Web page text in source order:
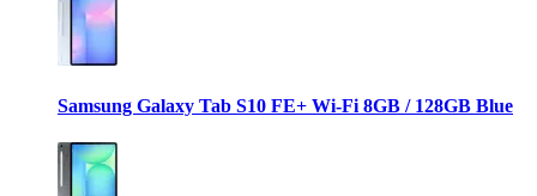
Samsung Galaxy Tab S10 FE+ Wi-Fi 8GB / 128GB Blue